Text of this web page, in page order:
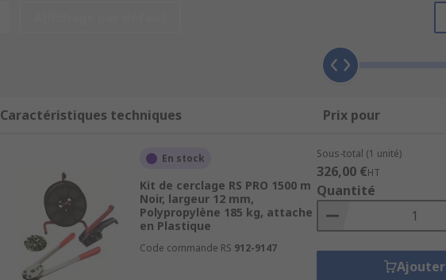
Caractéristiques techniques Prix pour
En stock
Kit de cerclage RS PRO 1500 m
Noir, largeur 12 mm,
Polypropylène 185 kg, attache
en Plastique
Code commande RS 912-9147
Sous-total (1 unité)
326,00 €HT
Quantité
Ajouter